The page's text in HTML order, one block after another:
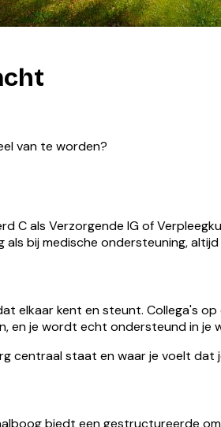
van te worden?
C als Verzorgende IG of
bij medische ondersteuning,
elkaar kent en steunt. Collega's
en je wordt echt ondersteund in je
centraal staat en waar je voelt
biedt een gestructureerde